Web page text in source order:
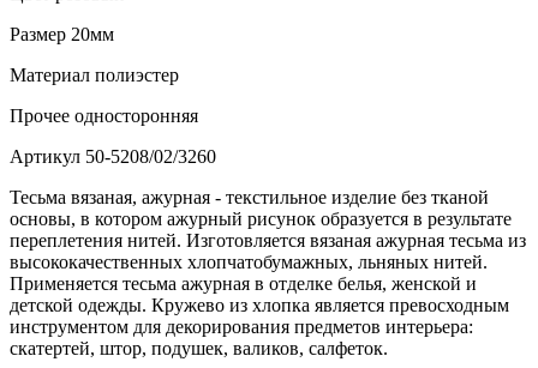
Размер 20мм
Материал полиэстер
Прочее односторонняя
Артикул 50-5208/02/3260
Тесьма вязаная, ажурная - текстильное изделие без тканой
основы, в котором ажурный рисунок образуется в результате
переплетения нитей. Изготовляется вязаная ажурная тесьма из
высококачественных хлопчатобумажных, льняных нитей.
Применяется тесьма ажурная в отделке белья, женской и
детской одежды. Кружево из хлопка является превосходным
инструментом для декорирования предметов интерьера:
скатертей, штор, подушек, валиков, салфеток.